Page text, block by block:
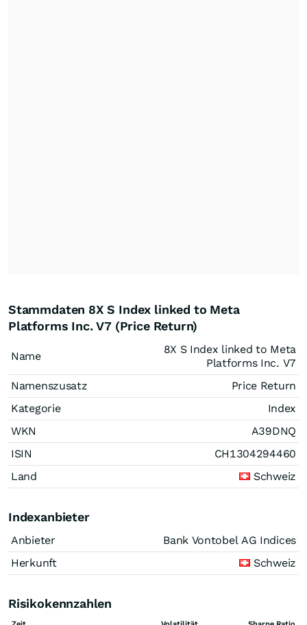
Stammdaten 8X S Index linked to Meta
Platforms Inc. V7 (Price Return)
Name
8X S Index linked to Meta
Platforms Inc. V7
Namenszusatz
Price Return
Kategorie
Index
WKN
A39DNQ
ISIN
CH1304294460
Land
Schweiz
Indexanbieter
Anbieter
Bank Vontobel AG Indices
Herkunft
Schweiz
Risikokennzahlen